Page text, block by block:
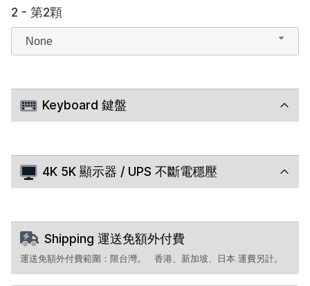
2 - 第2顆
None
Keyboard 鍵盤
4K 5K 顯示器 / UPS 不斷電穩壓
Shipping 運送免額外付費
運送免額外付費範圍：限台灣。 香港、新加坡、日本 運費另計。